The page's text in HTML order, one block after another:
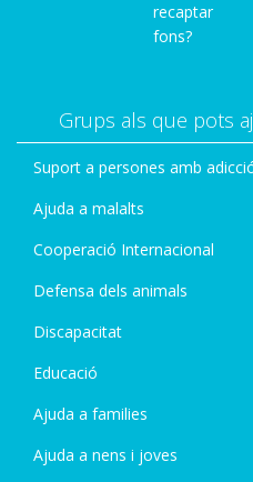
recaptar
fons?
Grups als que pots
Suport a persones amb
Ajuda a malalts
Cooperació Internacional
Defensa dels animals
Discapacitat
Educació
Ajuda a families
Ajuda a nens i joves